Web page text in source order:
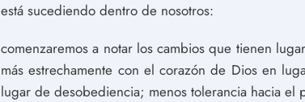
está sucediendo dentro de nosotros:
comenzaremos a notar los cambios que tienen
más estrechamente con el corazón de Dios en
lugar de desobediencia; menos tolerancia hacia el